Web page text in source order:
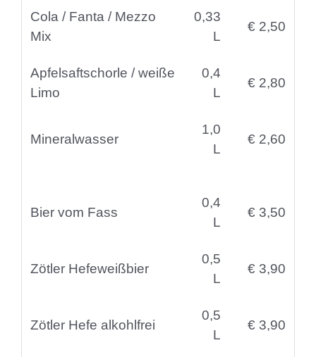
Cola / Fanta / Mezzo
Mix
0,33
L
€ 2,50
Apfelsaftschorle / weiße
Limo
0,4
L
€ 2,80
Mineralwasser
1,0
L
€ 2,60
Bier vom Fass
0,4
L
€ 3,50
Zötler Hefeweißbier
0,5
L
€ 3,90
Zötler Hefe alkohlfrei
0,5
L
€ 3,90